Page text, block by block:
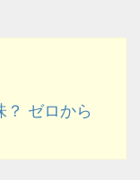
？ ゼロから